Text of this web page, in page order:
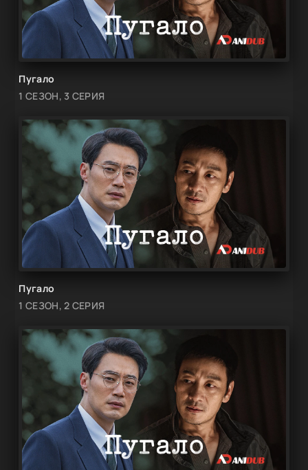
Пугало
1 СЕЗОН, 3 СЕРИЯ
Пугало
1 СЕЗОН, 2 СЕРИЯ